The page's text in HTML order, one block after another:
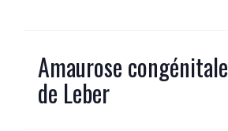
Amaurose congénitale
de Leber